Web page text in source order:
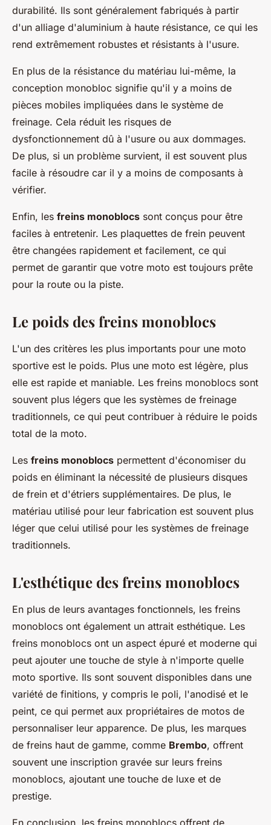
durabilité. Ils sont généralement fabriqués à partir
d'un alliage d'aluminium à haute résistance, ce qui les
rend extrêmement robustes et résistants à l'usure.
En plus de la résistance du matériau lui-même, la
conception monobloc signifie qu'il y a moins de
pièces mobiles impliquées dans le système de
freinage. Cela réduit les risques de
dysfonctionnement dû à l'usure ou aux dommages.
De plus, si un problème survient, il est souvent plus
facile à résoudre car il y a moins de composants à
vérifier.
Enfin, les freins monoblocs sont conçus pour être
faciles à entretenir. Les plaquettes de frein peuvent
être changées rapidement et facilement, ce qui
permet de garantir que votre moto est toujours prête
pour la route ou la piste.
Le poids des freins monoblocs
L'un des critères les plus importants pour une moto
sportive est le poids. Plus une moto est légère, plus
elle est rapide et maniable. Les freins monoblocs sont
souvent plus légers que les systèmes de freinage
traditionnels, ce qui peut contribuer à réduire le poids
total de la moto.
Les freins monoblocs permettent d'économiser du
poids en éliminant la nécessité de plusieurs disques
de frein et d'étriers supplémentaires. De plus, le
matériau utilisé pour leur fabrication est souvent plus
léger que celui utilisé pour les systèmes de freinage
traditionnels.
L'esthétique des freins monoblocs
En plus de leurs avantages fonctionnels, les freins
monoblocs ont également un attrait esthétique. Les
freins monoblocs ont un aspect épuré et moderne qui
peut ajouter une touche de style à n'importe quelle
moto sportive. Ils sont souvent disponibles dans une
variété de finitions, y compris le poli, l'anodisé et le
peint, ce qui permet aux propriétaires de motos de
personnaliser leur apparence. De plus, les marques
de freins haut de gamme, comme Brembo, offrent
souvent une inscription gravée sur leurs freins
monoblocs, ajoutant une touche de luxe et de
prestige.
En conclusion, les freins monoblocs offrent de